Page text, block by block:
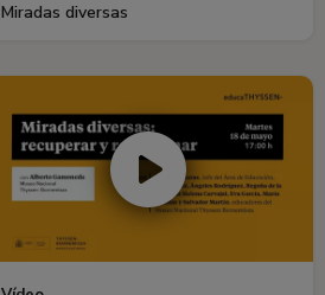
Miradas diversas